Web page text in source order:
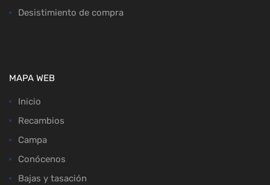
Desistimiento de compra
MAPA WEB
Inicio
Recambios
Campa
Conócenos
Bajas y tasación